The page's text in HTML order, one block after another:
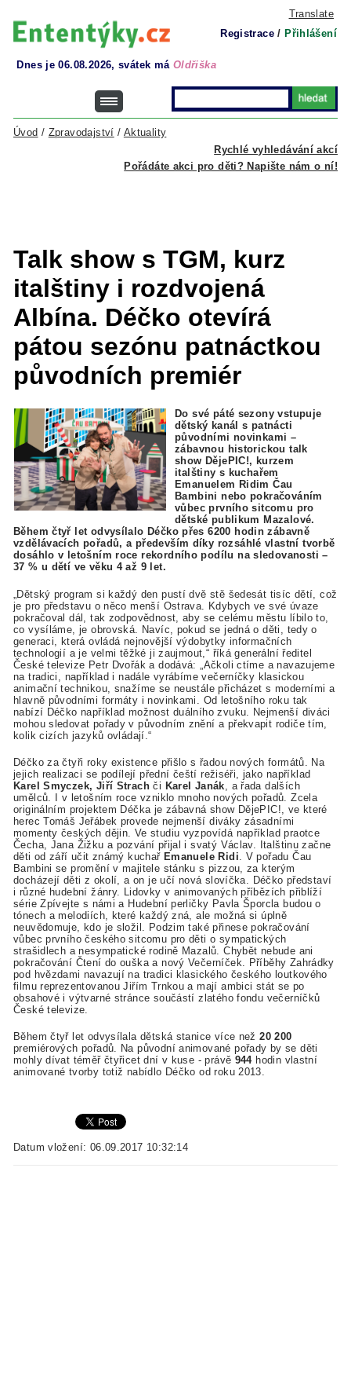
Translate
Registrace / Přihlášení
Dnes je 06.08.2026, svátek má Oldřiška
Rychlé vyhledávání akcí
Úvod / Zpravodajství / Aktuality
Pořádáte akci pro děti? Napište nám o ní!
Talk show s TGM, kurz
italštiny i rozdvojená
Albína. Déčko otevírá
pátou sezónu patnáctkou
původních premiér
Do své páté sezony vstupuje
dětský kanál s patnácti
původními novinkami –
zábavnou historickou talk
show DějePIC!, kurzem
italštiny s kuchařem
Emanuelem Ridim Čau
Bambini nebo pokračováním
vůbec prvního sitcomu pro
dětské publikum Mazalové.
Během čtyř let odvysílalo Déčko přes 6200 hodin zábavně
vzdělávacích pořadů, a především díky rozsáhlé vlastní tvorbě
dosáhlo v letošním roce rekordního podílu na sledovanosti –
37 % u dětí ve věku 4 až 9 let.
„Dětský program si každý den pustí dvě stě šedesát tisíc dětí, což
je pro představu o něco menší Ostrava. Kdybych ve své úvaze
pokračoval dál, tak zodpovědnost, aby se celému městu líbilo to,
co vysíláme, je obrovská. Navíc, pokud se jedná o děti, tedy o
generaci, která ovládá nejnovější výdobytky informačních
technologií a je velmi těžké ji zaujmout,“ říká generální ředitel
České televize Petr Dvořák a dodává: „Ačkoli ctíme a navazujeme
na tradici, například i nadále vyrábíme večerníčky klasickou
animační technikou, snažíme se neustále přicházet s moderními a
hlavně původními formáty i novinkami. Od letošního roku tak
nabízí Déčko například možnost duálního zvuku. Nejmenší diváci
mohou sledovat pořady v původním znění a překvapit rodiče tím,
kolik cizích jazyků ovládají.“
Déčko za čtyři roky existence přišlo s řadou nových formátů. Na
jejich realizaci se podílejí přední čeští režiséři, jako například
Karel Smyczek, Jiří Strachči Karel Janák , a řada dalších
umělců. I v letošním roce vzniklo mnoho nových pořadů. Zcela
originálním projektem Déčka je zábavná show DějePIC!, ve které
herec Tomáš Jeřábek provede nejmenší diváky zásadními
momenty českých dějin. Ve studiu vyzpovídá například praotce
Čecha, Jana Žižku a pozvání přijal i svatý Václav. Italštinu začne
děti od září učit známý kuchař Emanuele Ridi . V pořadu Čau
Bambini se promění v majitele stánku s pizzou, za kterým
docházejí děti z okolí, a on je učí nová slovíčka. Déčko představí
i různé hudební žánry. Lidovky v animovaných příbězích přiblíží
série Zpívejte s námi a Hudební perličky Pavla Šporcla budou o
tónech a melodiích, které každý zná, ale možná si úplně
neuvědomuje, kdo je složil. Podzim také přinese pokračování
vůbec prvního českého sitcomu pro děti o sympatických
strašidlech a nesympatické rodině Mazalů. Chybět nebude ani
pokračování Čtení do ouška a nový Večerníček. Příběhy Zahrádky
pod hvězdami navazují na tradici klasického českého loutkového
filmu reprezentovanou Jiřím Trnkou a mají ambici stát se po
obsahové i výtvarné stránce součástí zlatého fondu večerníčků
České televize.
Během čtyř let odvysílala dětská stanice více než20 200
premiérových pořadů. Na původní animované pořady by se děti
mohly dívat téměř čtyřicet dní v kuse - právě 944hodin vlastní
animované tvorby totiž nabídlo Déčko od roku 2013.
Datum vložení: 06.09.2017 10:32:14